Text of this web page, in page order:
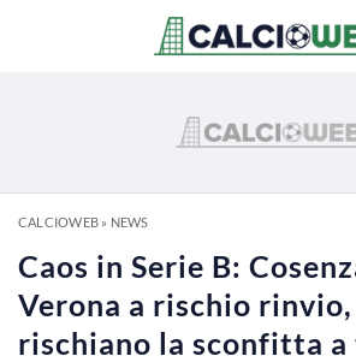
CALCIOWEB» NEWS
Caos in Serie B:
Verona a rischio
rischiano la sconfitta